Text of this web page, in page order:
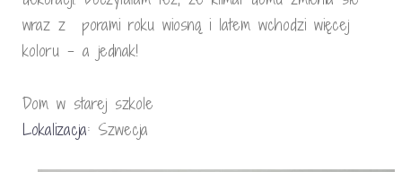
wraz z porami roku wiosną i latem wchodzi więcej
koloru – a jednak!
Dom w starej szkole
Lokalizacja: Szwecja